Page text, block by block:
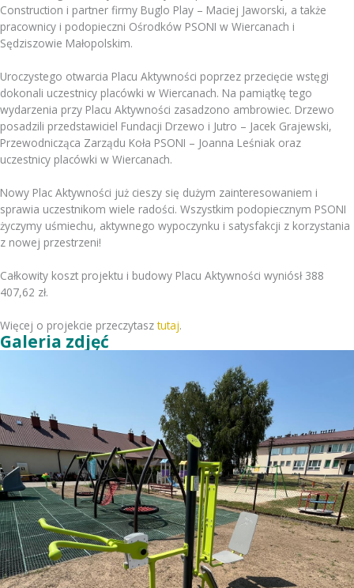
Construction i partner firmy Buglo Play – Maciej Jaworski, a także
pracownicy i podopieczni Ośrodków PSONI w Wiercanach i
Sędziszowie Małopolskim.
Uroczystego otwarcia Placu Aktywności poprzez przecięcie wstęgi
dokonali uczestnicy placówki w Wiercanach. Na pamiątkę tego
wydarzenia przy Placu Aktywności zasadzono ambrowiec. Drzewo
posadzili przedstawiciel Fundacji Drzewo i Jutro – Jacek Grajewski,
Przewodnicząca Zarządu Koła PSONI – Joanna Leśniak oraz
uczestnicy placówki w Wiercanach.
Nowy Plac Aktywności już cieszy się dużym zainteresowaniem i
sprawia uczestnikom wiele radości. Wszystkim podopiecznym PSONI
życzymy uśmiechu, aktywnego wypoczynku i satysfakcji z korzystania
z nowej przestrzeni!
Całkowity koszt projektu i budowy Placu Aktywności wyniósł 388
407,62 zł.
Więcej o projekcie przeczytasztutaj.
Galeria zdjęć